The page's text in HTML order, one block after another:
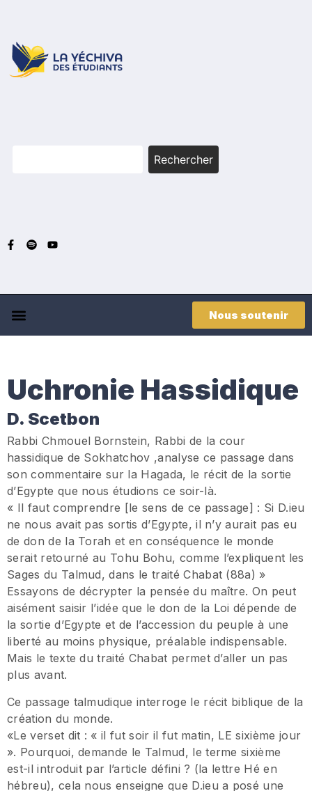
Rechercher
Nous soutenir
Uchronie Hassidique
D. Scetbon
Rabbi Chmouel Bornstein, Rabbi de la cour
hassidique de Sokhatchov ,analyse ce passage dans
son commentaire sur la Hagada, le récit de la sortie
d’Egypte que nous étudions ce soir-là.
« Il faut comprendre [le sens de ce passage] : Si D.ieu
ne nous avait pas sortis d’Egypte, il n’y aurait pas eu
de don de la Torah et en conséquence le monde
serait retourné au Tohu Bohu, comme l’expliquent les
Sages du Talmud, dans le traité Chabat (88a) »
Essayons de décrypter la pensée du maître. On peut
aisément saisir l’idée que le don de la Loi dépende de
la sortie d’Egypte et de l’accession du peuple à une
liberté au moins physique, préalable indispensable.
Mais le texte du traité Chabat permet d’aller un pas
plus avant.
Ce passage talmudique interroge le récit biblique de la
création du monde.
«Le verset dit : « il fut soir il fut matin, LE sixième jour
». Pourquoi, demande le Talmud, le terme sixième
est-il introduit par l’article défini ? (la lettre Hé en
hébreu), cela nous enseigne que D.ieu a posé une